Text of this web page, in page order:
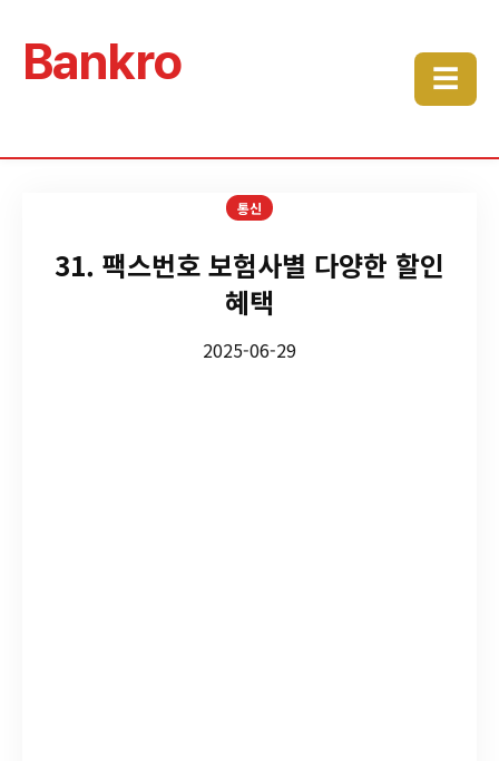
Bankro ☰
통신
31. 팩스번호 보험사별 다양한 할인
혜택
2025-06-29